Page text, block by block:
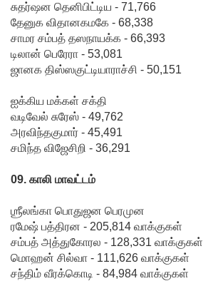
தழுவிய
சோதனை
களில்
தலைக்கவ
சங்கள் 431
பறிமுதல்!
இலங்கை
இலக்கு
வைத்து
இணைய
சுதர்ஷன தெனிபிட்டிய - 71,766
தேனுக விதானகமகே - 68,338
சாமர சம்பத் தஸநாயக்க - 66,393
டிலான் பெரேரா - 53,081
ஜானக திஸ்ஸகுட்டியாராச்சி - 50,151
ஐக்கிய மக்கள் சக்தி
வடிவேல் சுரேஸ் - 49,762
அரவிந்தகுமார் - 45,491
சமிந்த விஜேசிறி - 36,291
09. காலி மாவட்டம்
ஶ்ரீலங்கா பொதுஜன பெரமுன
ரமேஷ் பத்திரன - 205,814 வாக்குகள்
சம்பத் அத்துகோரல - 128,331 வாக்குகள்
மொஹன் சில்வா - 111,626 வாக்குகள்
சந்திம் வீரக்கொடி - 84,984 வாக்குகள்